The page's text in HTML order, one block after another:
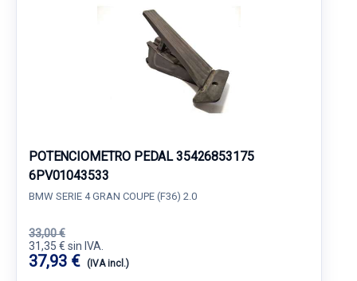
POTENCIOMETRO PEDAL 35426853175
6PV01043533
BMW SERIE 4 GRAN COUPE (F36) 2.0
33,00 €
31,35 € sin IVA.
37,93 € (IVA incl.)